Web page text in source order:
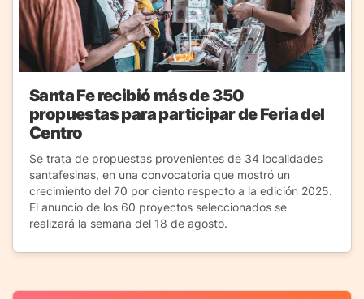
Santa Fe recibió más de 350
propuestas para participar de Feria del
Centro
Se trata de propuestas provenientes de 34 localidades
santafesinas, en una convocatoria que mostró un
crecimiento del 70 por ciento respecto a la edición 2025.
El anuncio de los 60 proyectos seleccionados se
realizará la semana del 18 de agosto.